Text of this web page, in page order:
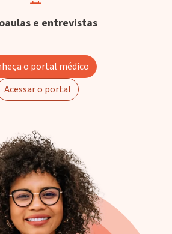
e entrevistas
o portal médico
Acessar o portal